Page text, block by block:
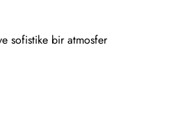
sofistike bir atmosfer